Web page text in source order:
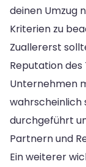
deinen Umzug
Kriterien zu
Zuallererst
Reputation
Unternehmen
wahrscheinlich
durchgeführt
Partnern und
Ein weiterer